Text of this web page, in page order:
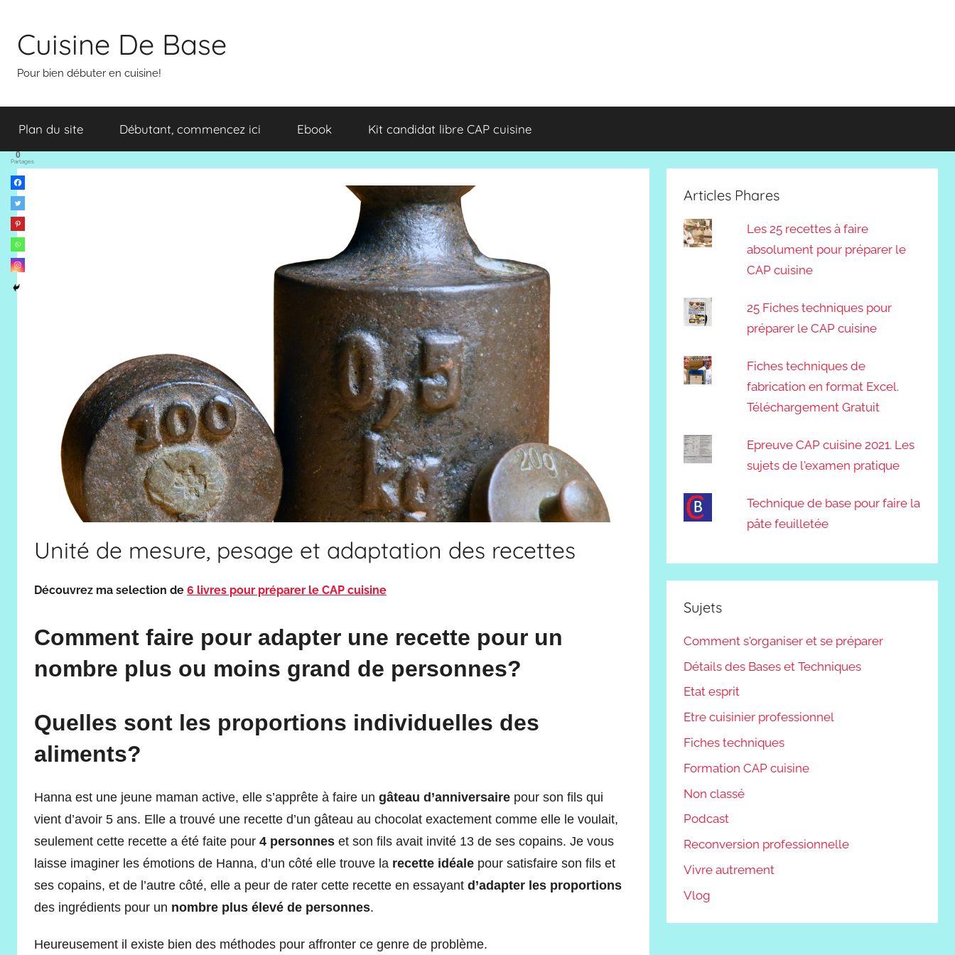
contenu
Cuisine De Base
Pour bien débuter en cuisine!
Plan du site Débutant, commencez ici Ebook Kit candidat libre CAP cuisine
Unité de mesure, pesage et adaptation des recettes
Découvrez ma selection de 6 livres pour préparer le CAP cuisine
Comment faire pour adapter une recette pour un
nombre plus ou moins grand de personnes?
Quelles sont les proportions individuelles des
aliments?
Hanna est une jeune maman active, elle s’apprête à faire un gâteau d’anniversaire pour son fils qui
vient d’avoir 5 ans. Elle a trouvé une recette d’un gâteau au chocolat exactement comme elle le voulait,
seulement cette recette a été faite pour 4 personnes et son fils avait invité 13 de ses copains. Je vous
laisse imaginer les émotions de Hanna, d’un côté elle trouve la recette idéale pour satisfaire son fils et
ses copains, et de l’autre côté, elle a peur de rater cette recette en essayant d’adapter les proportions
des ingrédients pour un nombre plus élevé de personnes.
Heureusement il existe bien des méthodes pour affronter ce genre de problème.
0
Partages
Articles Phares
Les 25 recettes à faire
absolument pour préparer le
CAP cuisine
25 Fiches techniques pour
préparer le CAP cuisine
Fiches techniques de
fabrication en format Excel.
Téléchargement Gratuit
Epreuve CAP cuisine 2021. Les
sujets de l'examen pratique
Technique de base pour faire la
pâte feuilletée
Sujets
Comment s'organiser et se préparer
Détails des Bases et Techniques
Etat esprit
Etre cuisinier professionnel
Fiches techniques
Formation CAP cuisine
Non classé
Podcast
Reconversion professionnelle
Vivre autrement
Vlog